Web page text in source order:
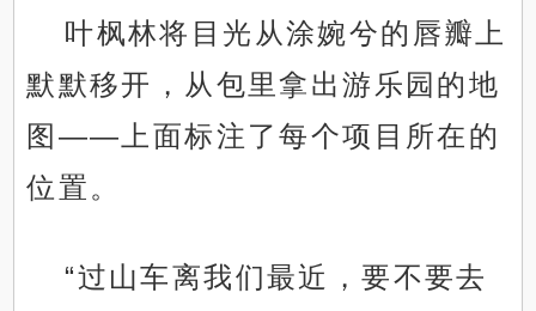
叶枫林将目光从涂婉兮的唇瓣上
默默移开，从包里拿出游乐园的地
图——上面标注了每个项目所在的
位置。
“过山车离我们最近，要不要去